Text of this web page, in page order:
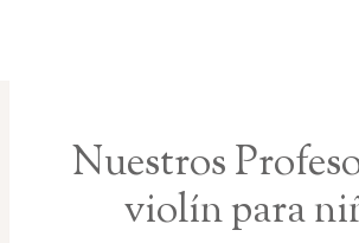
Nuestros
violín para